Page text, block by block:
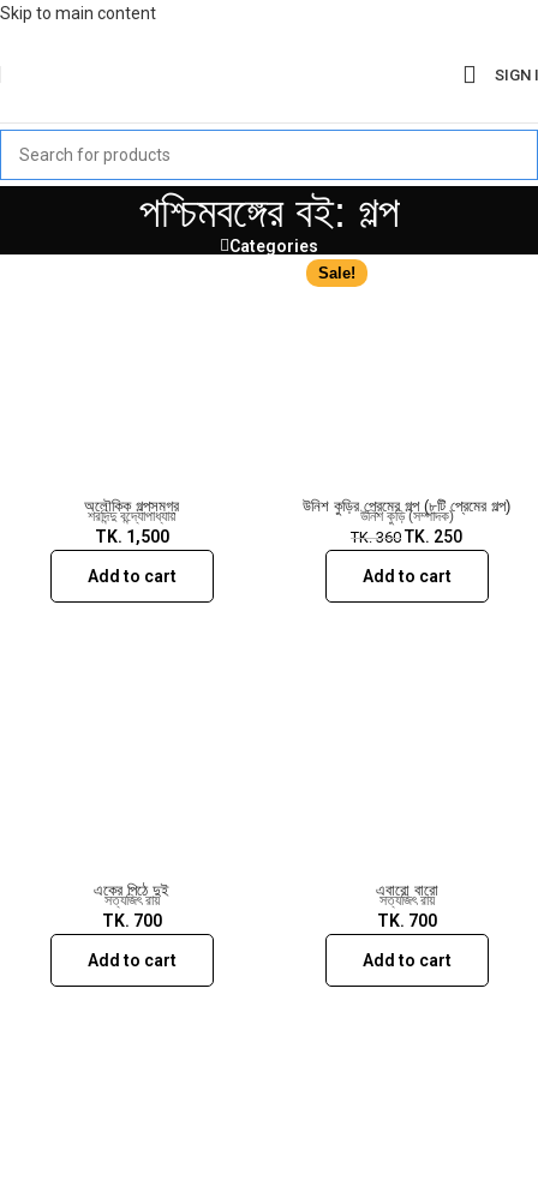
Skip to main content
SIGN
পশ্চিমবঙ্গের বই: গল্প
Categories
অলৌকিক গল্পসমগ্র
শরদিন্দু বন্দ্যোপাধ্যায়
TK. 1,500
Add to cart
Sale!
উনিশ কুড়ির প্রেমের গল্প (৮টি প্রেমের গল্প)
উনিশ কুড়ি (সম্পাদক)
TK.360 TK. 250
Add to cart
একের পিঠে দুই
সত্যজিৎ রায়
TK. 700
Add to cart
এবারো বারো
সত্যজিৎ রায়
TK. 700
Add to cart